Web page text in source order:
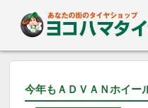
今年もＡＤＶＡＮホイ